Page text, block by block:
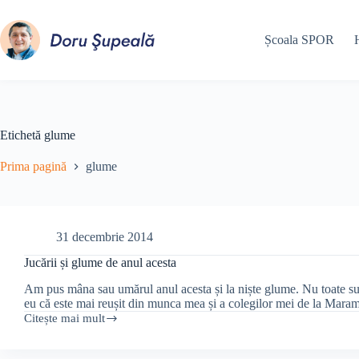
conținut
Școala SPOR
Etichetă glume
Prima pagină glume
31 decembrie 2014
Jucării și glume de anul acesta
Am pus mâna sau umărul anul acesta și la niște glume. Nu toate
eu că este mai reușit din munca mea și a colegilor mei de la
Citește mai mult
Jucării